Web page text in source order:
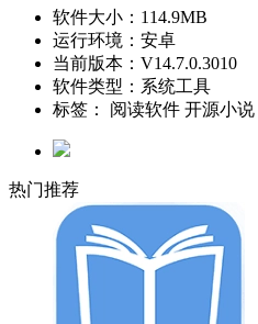
软件大小： 114.9MB
运行环境： 安卓
当前版本： V14.7.0.3010
软件类型：系统工具
标签： 阅读软件 开源小说
热门推荐